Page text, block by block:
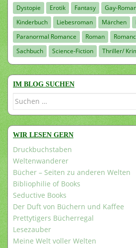
Dystopie Erotik Fantasy Gay-
Kinderbuch
Liebesroman Märchen
Paranormal Romance
Roman
Sachbuch
Science-Fiction Thriller/
IM BLOG SUCHEN
Suchen
WIR LESEN GERN
Druckbuchstaben
Weltenwanderer
Bücher – Seiten zu anderen Welten
Bibliophilie of Books
Seductive Books
Der Duft von Büchern und Kaffee
Prettytigers Bücherregal
Lesezauber
Meine Welt voller Welten